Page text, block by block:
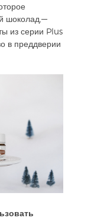
шоколад,—
из серии Plus
в преддверии